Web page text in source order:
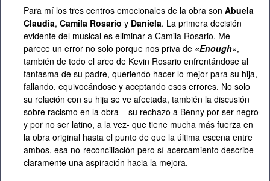
Para mí los tres centros emocionales de la obra son Abuela
Claudia, Camila Rosario y Daniela. La primera decisión
evidente del musical es eliminar a Camila Rosario. Me
parece un error no solo porque nos priva de «Enough«,
también de todo el arco de Kevin Rosario enfrentándose al
fantasma de su padre, queriendo hacer lo mejor para su hija,
fallando, equivocándose y aceptando esos errores. No solo
su relación con su hija se ve afectada, también la discusión
sobre racismo en la obra – su rechazo a Benny por ser negro
y por no ser latino, a la vez- que tiene mucha más fuerza en
la obra original hasta el punto de que la última escena entre
ambos, esa no-reconciliación pero sí-acercamiento describe
claramente una aspiración hacia la mejora.